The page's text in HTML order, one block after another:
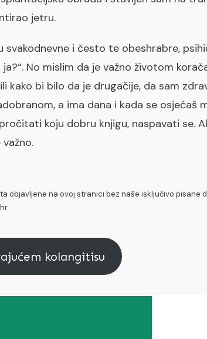
jetru.
i često te obeshrabre,
No mislim da je važno životom
kako bi bilo da je drugačije, da sam
a ima dana i kada se osjećaš
koju dobru knjigu, naspavati se.
objavljene na ovoj stranici bez naše isključivo pisane
kolangitisu